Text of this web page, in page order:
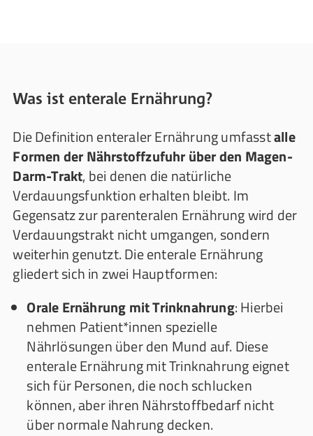
Was ist enterale Ernährung?
Die Definition enteraler Ernährung umfasstalle
Formen der Nährstoffzufuhr über den Magen-
Darm-Trakt, bei denen die natürliche
Verdauungsfunktion erhalten bleibt. Im
Gegensatz zur parenteralen Ernährung wird der
Verdauungstrakt nicht umgangen, sondern
weiterhin genutzt. Die enterale Ernährung
gliedert sich in zwei Hauptformen:
Orale Ernährung mit Trinknahrung: Hierbei
nehmen Patient*innen spezielle
Nährlösungen über den Mund auf. Diese
enterale Ernährung mit Trinknahrung eignet
sich für Personen, die noch schlucken
können, aber ihren Nährstoffbedarf nicht
über normale Nahrung decken.